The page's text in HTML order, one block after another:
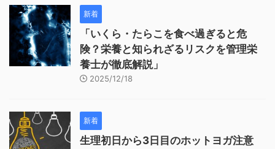
新着
「いくら・たらこを食べ過ぎると危
険？栄養と知られざるリスクを管理栄
養士が徹底解説」
2025/12/18
新着
生理初日から3日目のホットヨガ注意